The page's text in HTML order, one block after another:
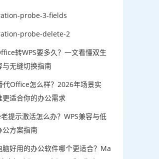
probe-3-fields
probe-delete-2
转WPS要多久？一文看懂双生
与无缝切换指南
代Office怎么样？2026年场景实
更适合你的办公需求
提示激活怎么办？WPS兼容与低
公方案指南
脑好用的办公软件哪个更适合？Ma